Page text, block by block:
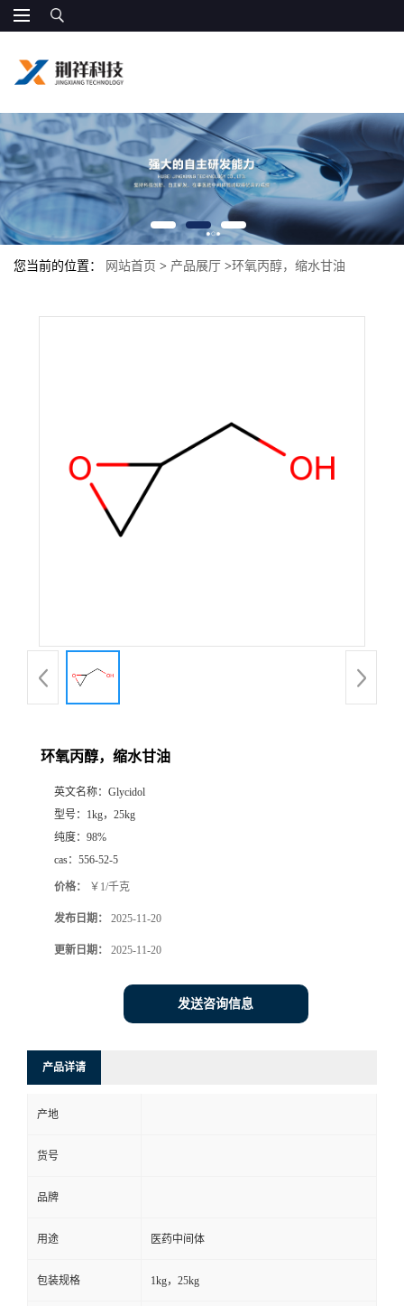
您当前的位置： 网站首页 > 产品展厅 >环氧丙醇，缩水甘油
环氧丙醇，缩水甘油
英文名称： Glycidol
型号： 1kg，25kg
纯度： 98%
cas： 556-52-5
价格： ￥1/千克
发布日期： 2025-11-20
更新日期： 2025-11-20
发送咨询信息
产品详请
产地
货号
品牌
用途 医药中间体
包装规格 1kg，25kg